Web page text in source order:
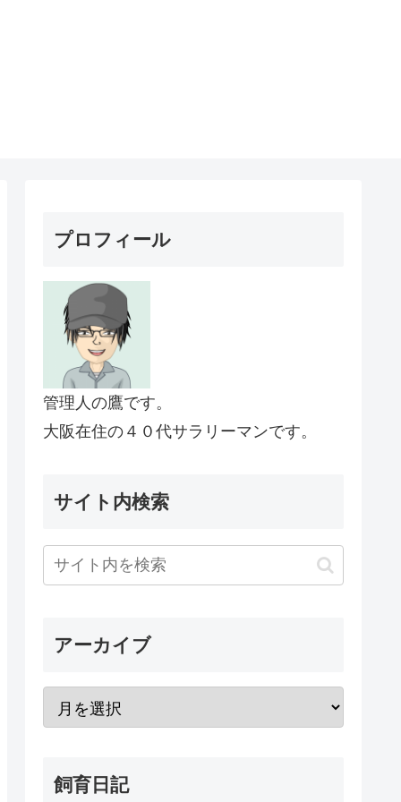
プロフィール
管理人の鷹です。
大阪在住の４０代サラリーマンです。
サイト内検索
アーカイブ
飼育日記